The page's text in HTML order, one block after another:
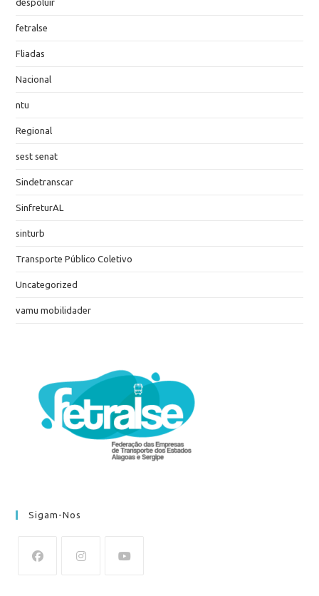
fetralse
Fliadas
Nacional
ntu
Regional
sest senat
Sindetranscar
SinfreturAL
sinturb
Transporte Público Coletivo
Uncategorized
vamu mobilidader
Sigam-Nos